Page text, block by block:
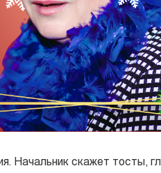
Начальник скажет тосты,